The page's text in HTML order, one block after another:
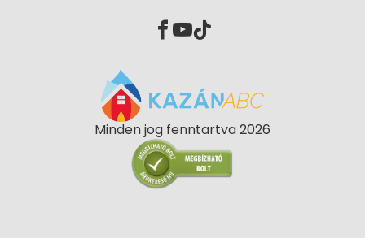
Minden jog fenntartva 2026